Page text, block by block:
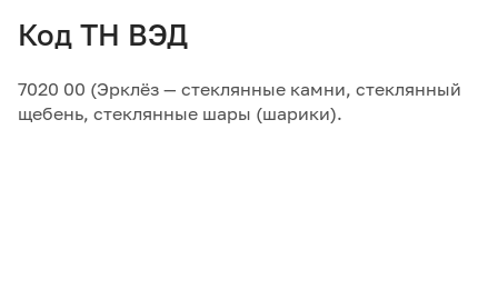
Код ТН ВЭД
7020 00 (Эрклёз — стеклянные камни, стеклянный
щебень, стеклянные шары (шарики).